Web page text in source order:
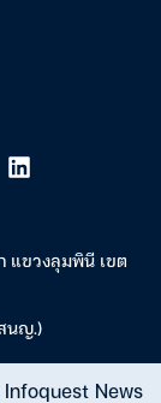
แขวงลุมพินี เขต
นญ.)
Infoquest News